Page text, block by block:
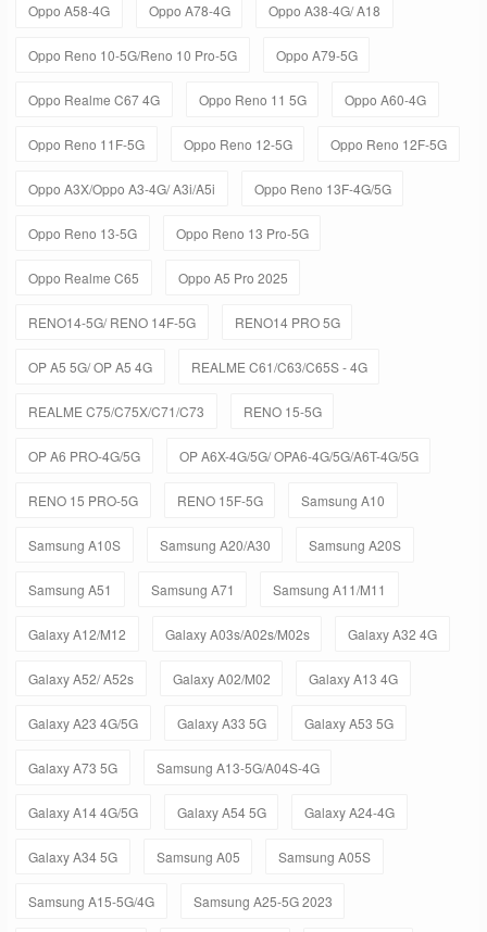
Oppo A58-4G Oppo A78-4G Oppo A38-4G/ A18
Oppo Reno 10-5G/Reno 10 Pro-5G Oppo A79-5G
Oppo Realme C67 4G Oppo Reno 11 5G Oppo A60-4G
Oppo Reno 11F-5G Oppo Reno 12-5G Oppo Reno 12F-5G
Oppo A3X/Oppo A3-4G/ A3i/A5i Oppo Reno 13F-4G/5G
Oppo Reno 13-5G Oppo Reno 13 Pro-5G
Oppo Realme C65 Oppo A5 Pro 2025
RENO14-5G/ RENO 14F-5G RENO14 PRO 5G
OP A5 5G/ OP A5 4G REALME C61/C63/C65S - 4G
REALME C75/C75X/C71/C73 RENO 15-5G
OP A6 PRO-4G/5G OP A6X-4G/5G/ OPA6-4G/5G/A6T-4G/5G
RENO 15 PRO-5G RENO 15F-5G Samsung A10
Samsung A10S Samsung A20/A30 Samsung A20S
Samsung A51 Samsung A71 Samsung A11/M11
Galaxy A12/M12 Galaxy A03s/A02s/M02s Galaxy A32 4G
Galaxy A52/ A52s Galaxy A02/M02 Galaxy A13 4G
Galaxy A23 4G/5G Galaxy A33 5G Galaxy A53 5G
Galaxy A73 5G Samsung A13-5G/A04S-4G
Galaxy A14 4G/5G Galaxy A54 5G Galaxy A24-4G
Galaxy A34 5G Samsung A05 Samsung A05S
Samsung A15-5G/4G Samsung A25-5G 2023